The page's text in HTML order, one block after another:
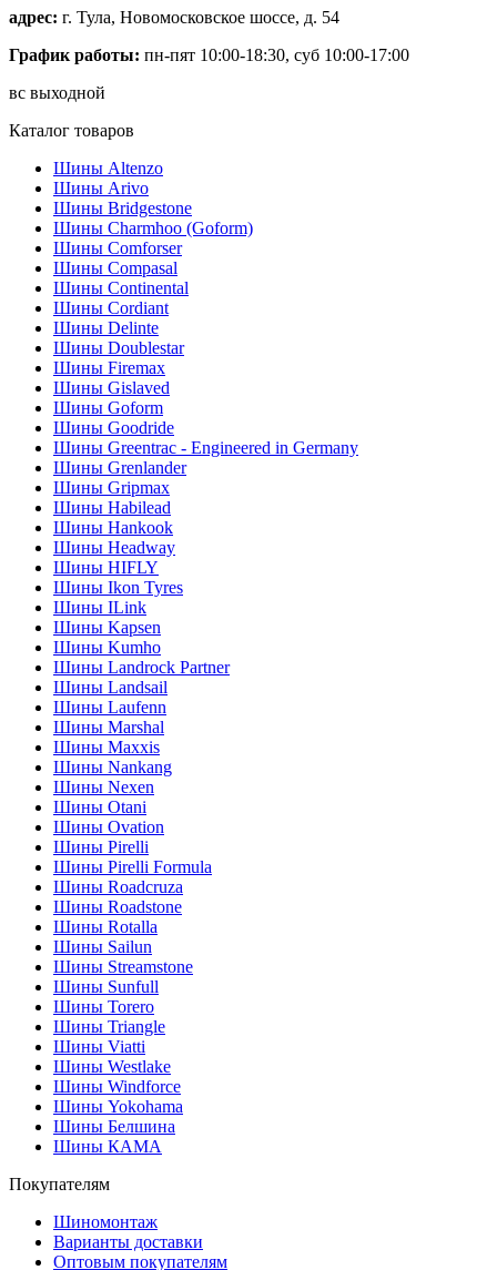
адрес: г. Тула, Новомосковское шоссе, д. 54
График работы: пн-пят 10:00-18:30, суб 10:00-17:00
вс выходной
Каталог товаров
Шины Altenzo
Шины Arivo
Шины Bridgestone
Шины Charmhoo (Goform)
Шины Comforser
Шины Compasal
Шины Continental
Шины Cordiant
Шины Delinte
Шины Doublestar
Шины Firemax
Шины Gislaved
Шины Goform
Шины Goodride
Шины Greentrac - Engineered in Germany
Шины Grenlander
Шины Gripmax
Шины Habilead
Шины Hankook
Шины Headway
Шины HIFLY
Шины Ikon Tyres
Шины ILink
Шины Kapsen
Шины Kumho
Шины Landrock Partner
Шины Landsail
Шины Laufenn
Шины Marshal
Шины Maxxis
Шины Nankang
Шины Nexen
Шины Otani
Шины Ovation
Шины Pirelli
Шины Pirelli Formula
Шины Roadcruza
Шины Roadstone
Шины Rotalla
Шины Sailun
Шины Streamstone
Шины Sunfull
Шины Torero
Шины Triangle
Шины Viatti
Шины Westlake
Шины Windforce
Шины Yokohama
Шины Белшина
Шины КАМА
Покупателям
Шиномонтаж
Варианты доставки
Оптовым покупателям